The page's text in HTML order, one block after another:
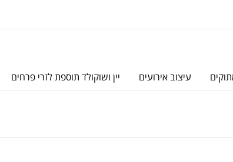
עיצוב אירועים יין ושוקולד תוספת לזרי פרחים